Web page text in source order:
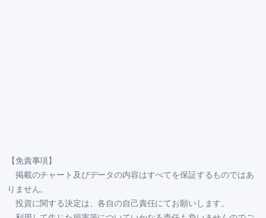
【免責事項】
掲載のチャート及びデータの内容はすべてを保証するものではあ
りません。
投資に関する決定は、各自の自己責任にてお願いします。